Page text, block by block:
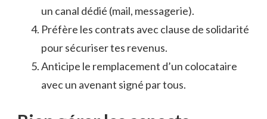
un canal dédié (mail, messagerie).
Préfère les contrats avec clause de solidarité
pour sécuriser tes revenus.
Anticipe le remplacement d’un colocataire
avec un avenant signé par tous.